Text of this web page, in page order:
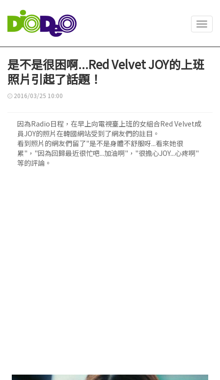
是不是很困啊...Red Velvet JOY的上班
照片引起了話題！
2016/03/25 10:00
因為Radio日程，在早上向電視臺上班的女組合Red Velvet成
員JOY的照片在韓國網站受到了網友們的註目。
看到照片的網友們留了"是不是身體不舒服呀...看來她很
累"，"因為回歸最近很忙吧...加油啊"，"很擔心JOY...心疼啊"
等的評論。